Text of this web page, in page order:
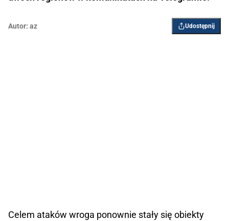
Autor: az Udostępnij
Celem ataków wroga ponownie stały się obiekty